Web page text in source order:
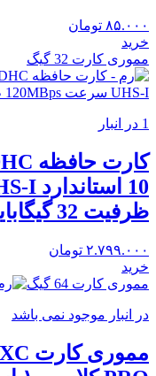
۸۵.۰۰۰ تومان
خرید
مموری کارت 32 گیگ
1 در انبار
ظرفیت 32 گیگابایت
۲.۷۹۹.۰۰۰ تومان
خرید
مموری کارت 64 گیگ
در انبار موجود نمی باشد